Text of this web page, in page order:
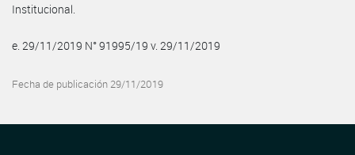
Institucional.
e. 29/11/2019 N° 91995/19 v. 29/11/2019
Fecha de publicación 29/11/2019